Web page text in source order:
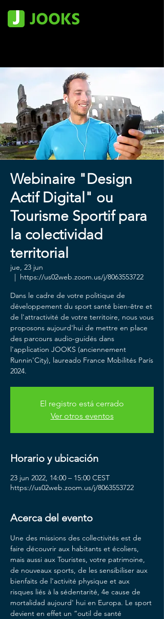
Webinaire "Design
Actif Digital" ou
Tourisme Sportif para
la colectividad
territorial
jue, 23 jun
  |
https://us02web.zoom.us/j/8063553722
Dans le cadre de votre politique de
développement du sport santé bien-être et
de l'attractivité de votre territoire, nous vous
proposons aujourd'hui de mettre en place
des parcours audio-guidés dans
l'application JOOKS (anciennement
Runnin'City), laureado France Mobilités París
2024.
El registro está cerrado
Ver otros eventos
Horario y ubicación
23 jun 2022, 14:00 – 15:00 CEST
https://us02web.zoom.us/j/8063553722
Acerca del evento
Une des missions des collectivités est de
faire découvrir aux habitants et écoliers,
mais aussi aux Touristes, votre patrimoine,
de nouveaux sports, de les sensibiliser aux
bienfaits de l'activité physique et aux
risques liés à la sédentarité, 4e cause de
mortalidad aujourd' hui en Europa. Le sport
devient en effet un “outil de santé